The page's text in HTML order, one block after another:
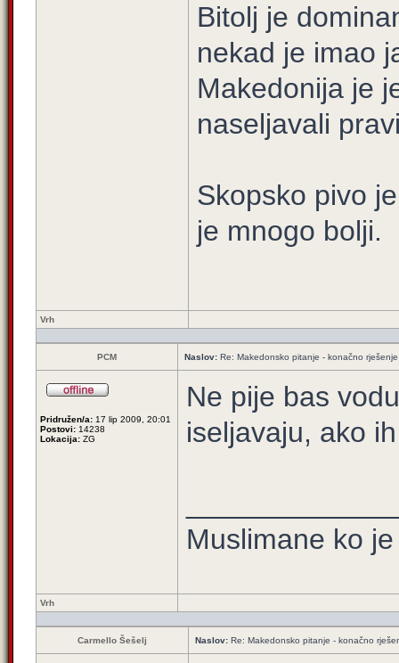
Bitolj je
nekad je imao
Makedonija je
naseljavali
Skopsko pivo
je mnogo bolji.
Vrh
PCM Naslov: Re: Makedonsko pitanje - konačno rješenje
Pridružen/a: 17 lip 2009, 20:01
Postovi: 14238
Lokacija: ZG
Ne pije bas
iseljavaju, ako
Muslimane ko
Vrh
Carmello Šešelj Naslov: Re: Makedonsko pitanje - konačno